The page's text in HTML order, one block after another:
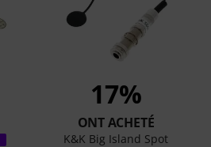
17%
ONT ACHETÉ
K&K Big Island Spot